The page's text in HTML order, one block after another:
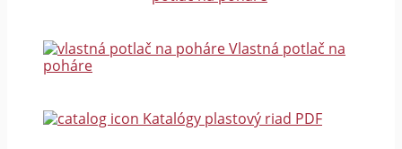
Vlastná potlač na
poháre
Katalógy plastový riad PDF